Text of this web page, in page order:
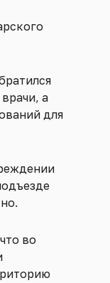
а
для
во